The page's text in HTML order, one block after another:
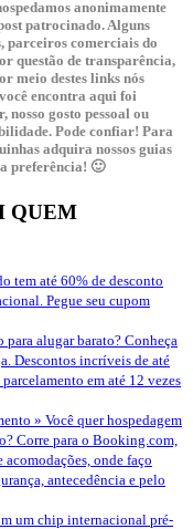
anonimamente
patrocinado. Alguns
parceiros comerciais do
questão de transparência,
meio destes links nós
encontra aqui foi
nosso gosto pessoal ou
Pode confiar! Para
adquira nossos guias
preferência! 🙂
QUEM
tem até 60% de desconto
Pegue seu cupom
para alugar barato? Conheça
Descontos incríveis de até
em até 12 vezes
» Você quer hospedagem
Corre para o Booking.com,
onde faço
antecedência e pelo
um chip internacional pré-